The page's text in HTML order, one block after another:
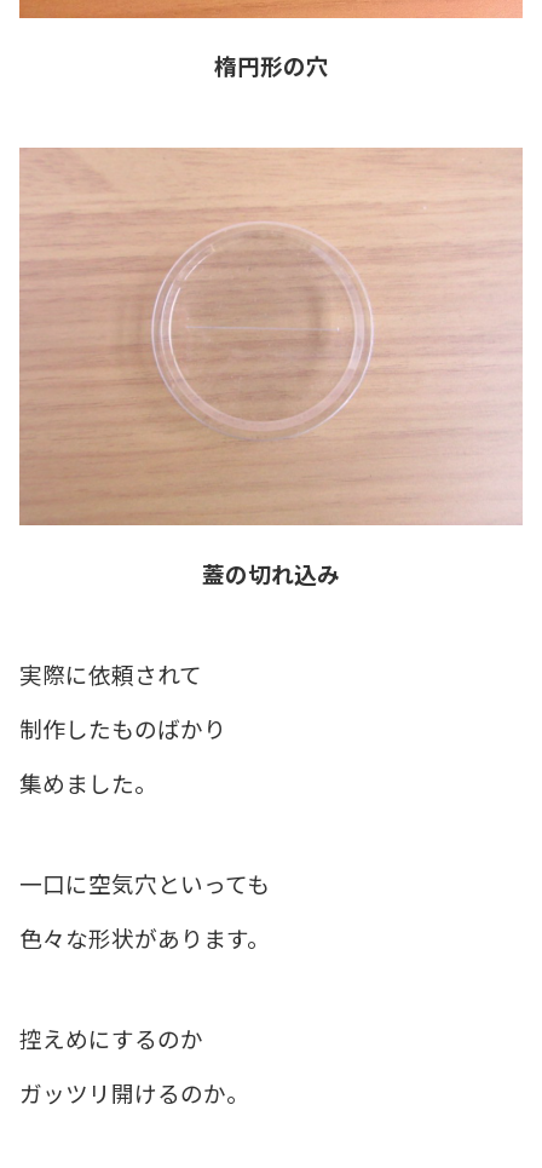
楕円形の穴
蓋の切れ込み
実際に依頼されて
制作したものばかり
集めました。
一口に空気穴といっても
色々な形状があります。
控えめにするのか
ガッツリ開けるのか。